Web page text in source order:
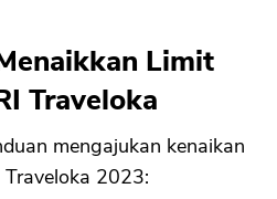
Limit
Traveloka
mengajukan kenaikan
2023: